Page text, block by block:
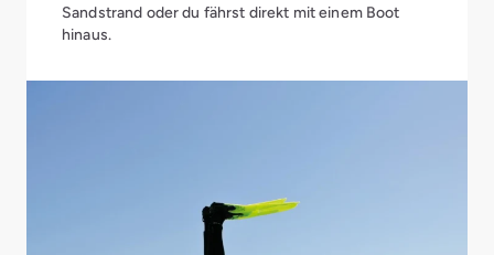
Sandstrand oder du fährst direkt mit einem Boot
hinaus.